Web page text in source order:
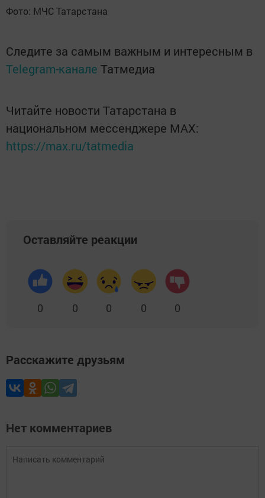
Фото: МЧС Татарстана
Следите за самым важным и интересным в
Telegram-канале Татмедиа
Читайте новости Татарстана в
национальном мессенджере MАХ:
https://max.ru/tatmedia
Оставляйте реакции
0 0 0 0 0
Расскажите друзьям
Нет комментариев